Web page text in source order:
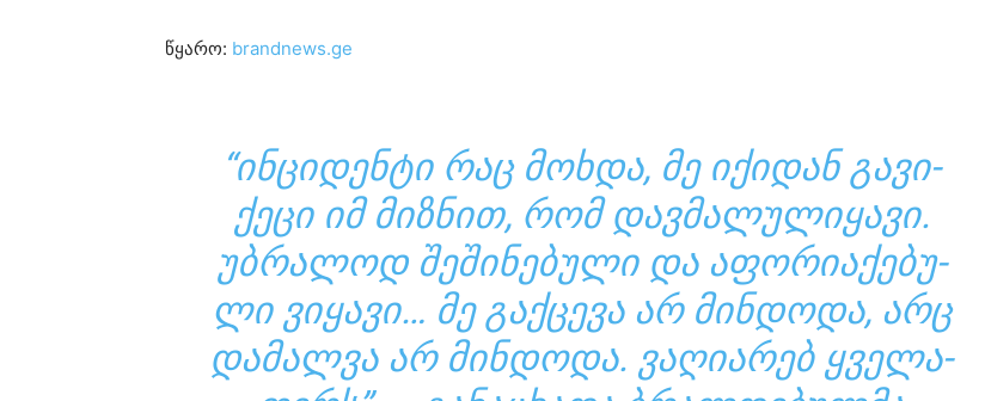
წყარო: brandnews.ge
“ᲘᲜ­ᲪᲘ­ᲓᲔᲜ­ᲢᲘ ᲠᲐᲪ ᲛᲝᲮ­ᲓᲐ, ᲛᲔ ᲘᲥᲘ­ᲓᲐᲜ ᲒᲐ­ᲕᲘ­
ᲥᲔ­ᲪᲘ ᲘᲛ ᲛᲘᲖ­ᲜᲘᲗ, ᲠᲝᲛ ᲓᲐᲕ­ᲛᲐ­ᲚᲣ­ᲚᲘ­ᲧᲐ­ᲕᲘ.
ᲣᲑ­ᲠᲐ­ᲚᲝᲓ ᲨᲔ­ᲨᲘ­ᲜᲔ­ᲑᲣ­ᲚᲘ ᲓᲐ ᲐᲤᲝ­ᲠᲘ­Ა­ᲥᲔ­ᲑᲣ­
ᲚᲘ ᲕᲘ­ᲧᲐ­ᲕᲘ… ᲛᲔ ᲒᲐᲥ­ᲪᲔ­ᲕᲐ ᲐᲠ ᲛᲘᲜ­ᲓᲝ­ᲓᲐ, ᲐᲠᲪ
ᲓᲐ­ᲛᲐᲚ­ᲕᲐ ᲐᲠ ᲛᲘᲜ­ᲓᲝ­ᲓᲐ. ᲕᲐ­ᲦᲘ­Ა­ᲠᲔᲑ ᲧᲕᲔ­ᲚᲐ­